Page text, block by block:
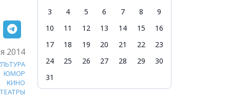
2014
ЮМОР
КИНО
3
4 5 6 7 8
9
10
11 12 13 14 15
16
17
18 19 20 21 22
23
24
25 26 27 28 29
30
31